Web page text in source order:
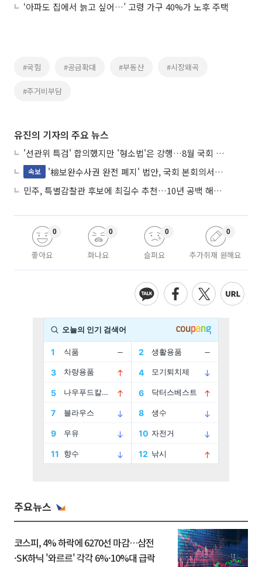
‘아파도 집에서 늙고 싶어…’ 고령 가구 40%가 노후 주택
#국힘 #공급확대 #부동산 #시장왜곡
#주거비부담
유진의 기자의 주요 뉴스
'선관위 특검' 합의했지만 '형소법'은 강행…8월 국회 '입법 2차전' 예고
속보
'檢보완수사권 완전 폐지' 법안, 국회 본회의서 민주당 주도 통과
민주, 특별감찰관 후보에 최길수 추천…10년 공백 해소 속도
좋아요
0
화나요
0
슬퍼요
0
추가취재 원해요
0
주요뉴스
코스피, 4% 하락에 6270선 마감…삼전
·SK하닉 '와르르' 각각 6%·10%대 급락